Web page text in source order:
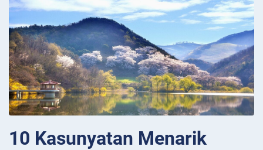
10 Kasunyatan Menarik